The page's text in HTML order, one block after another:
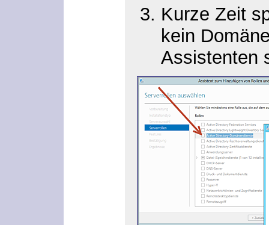
Kurze Zeit
kein
Assistenten